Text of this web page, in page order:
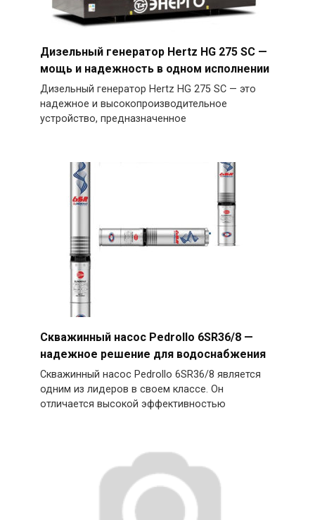
Дизельный генератор Hertz HG 275 SC —
мощь и надежность в одном исполнении
Дизельный генератор Hertz HG 275 SC — это
надежное и высокопроизводительное
устройство, предназначенное
Скважинный насос Pedrollo 6SR36/8 —
надежное решение для водоснабжения
Скважинный насос Pedrollo 6SR36/8 является
одним из лидеров в своем классе. Он
отличается высокой эффективностью